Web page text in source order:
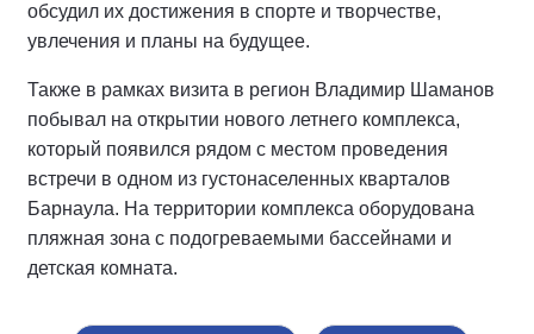
обсудил их достижения в спорте и творчестве,
увлечения и планы на будущее.
Также в рамках визита в регион Владимир Шаманов
побывал на открытии нового летнего комплекса,
который появился рядом с местом проведения
встречи в одном из густонаселенных кварталов
Барнаула. На территории комплекса оборудована
пляжная зона с подогреваемыми бассейнами и
детская комната.